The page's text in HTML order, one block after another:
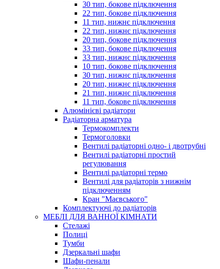
30 тип, бокове підключення
22 тип, бокове підключення
11 тип, нижнє підключення
22 тип, нижнє підключення
20 тип, бокове підключення
33 тип, бокове підключення
33 тип, нижнє підключення
10 тип, бокове підключення
30 тип, нижнє підключення
20 тип, нижнє підключення
21 тип, нижнє підключення
11 тип, бокове підключення
Алюмінієві радіатори
Радіаторна арматура
Термокомплекти
Термоголовки
Вентилі радіаторні одно- і двотрубні
Вентилі радіаторні простий
регулювання
Вентилі радіаторні термо
Вентилі для радіаторів з нижнім
підключенням
Кран "Маєвського"
Комплектуючі до радіаторів
МЕБЛІ ДЛЯ ВАННОЇ КІМНАТИ
Стелажі
Полиці
Тумби
Дзеркальні шафи
Шафи-пенали